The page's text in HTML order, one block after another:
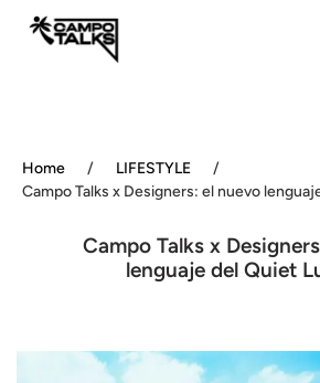
Home / LIFESTYLE
/
Campo Talks x Designers: el nuevo
Campo Talks x
lenguaje del Quiet